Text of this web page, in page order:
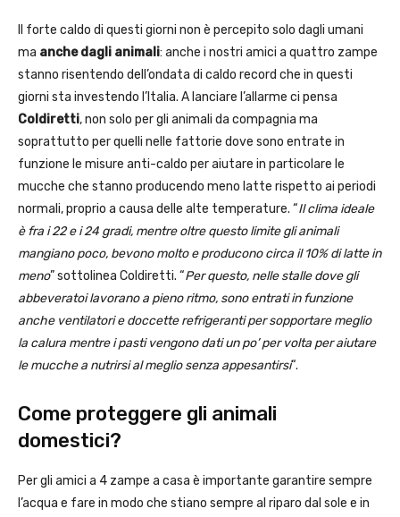
Il forte caldo di questi giorni non è percepito solo dagli umani
ma anche dagli animali: anche i nostri amici a quattro zampe
stanno risentendo dell’ondata di caldo record che in questi
giorni sta investendo l’Italia. A lanciare l’allarme ci pensa
Coldiretti, non solo per gli animali da compagnia ma
soprattutto per quelli nelle fattorie dove sono entrate in
funzione le misure anti-caldo per aiutare in particolare le
mucche che stanno producendo meno latte rispetto ai periodi
normali, proprio a causa delle alte temperature. “Il clima ideale
è fra i 22 e i 24 gradi, mentre oltre questo limite gli animali
mangiano poco, bevono molto e producono circa il 10% di latte in
meno” sottolinea Coldiretti. “Per questo, nelle stalle dove gli
abbeveratoi lavorano a pieno ritmo, sono entrati in funzione
anche ventilatori e doccette refrigeranti per sopportare meglio
la calura mentre i pasti vengono dati un po’ per volta per aiutare
le mucche a nutrirsi al meglio senza appesantirsi“.
Come proteggere gli animali
domestici?
Per gli amici a 4 zampe a casa è importante garantire sempre
l’acqua e fare in modo che stiano sempre al riparo dal sole e in